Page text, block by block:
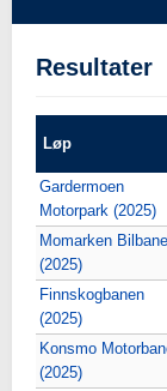
Resultater
Løp
Gardermoen
Motorpark (2025)
Momarken Bilbane
(2025)
Finnskogbanen
(2025)
Konsmo
(2025)